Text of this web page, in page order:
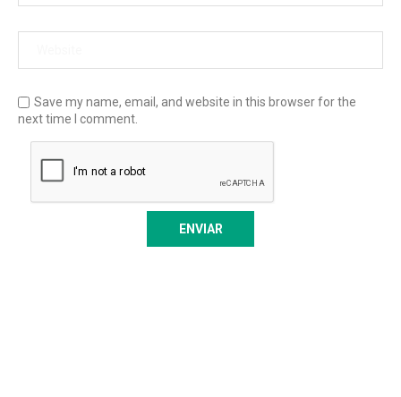
Save my name, email, and website in this browser for the
next time I comment.